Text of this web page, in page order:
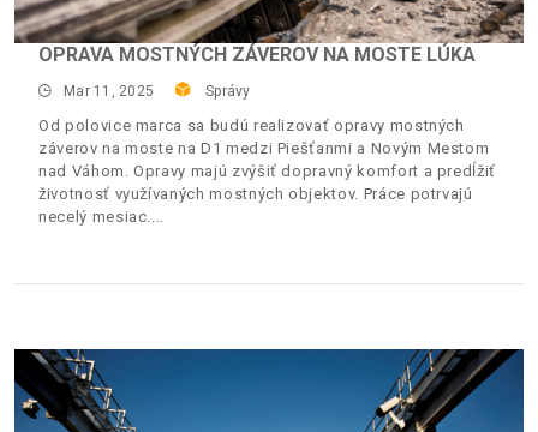
OPRAVA MOSTNÝCH ZÁVEROV NA MOSTE LÚKA
Mar 11, 2025 Správy
Od polovice marca sa budú realizovať opravy mostných
záverov na moste na D1 medzi Piešťanmi a Novým Mestom
nad Váhom. Opravy majú zvýšiť dopravný komfort a predĺžiť
životnosť využívaných mostných objektov. Práce potrvajú
necelý mesiac.